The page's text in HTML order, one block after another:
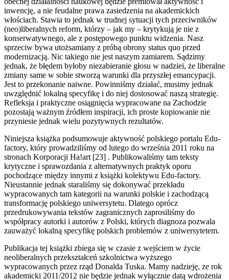
inwencję, a nie feudalne prawa zasiedzenia na akademickich
włościach. Stawia to jednak w trudnej sytuacji tych przeciwników
(neo)liberalnych reform, którzy – jak my – krytykują je nie z
konserwatywnego, ale z postępowego punktu widzenia. Nasz
sprzeciw bywa utożsamiany z próbą obrony status quo przed
modernizacją. Nic takiego nie jest naszym zamiarem. Sądzimy
jednak, że błędem byłoby niezabieranie głosu w nadziei, że liberalne
zmiany same w sobie stworzą warunki dla przyszłej emancypacji.
Jest to przekonanie naiwne. Powinniśmy działać, musimy jednak
uwzględnić lokalną specyfikę i do niej dostosować naszą strategię.
Refleksja i praktyczne osiągnięcia wypracowane na Zachodzie
pozostają ważnym źródłem inspiracji, ich proste kopiowanie nie
przyniesie jednak wielu pozytywnych rezultatów.
Niniejsza książka podsumowuje aktywność polskiego portalu Edu-
factory, który prowadziliśmy od lutego do września 2011 roku na
stronach Korporacji Ha!art [23] . Publikowaliśmy tam teksty
krytyczne i sprawozdania z alternatywnych praktyk oporu
pochodzące między innymi z książki kolektywu Edu-factory.
Nieustannie jednak staraliśmy się dokonywać przekładu
wypracowanych tam kategorii na warunki polskie i zachodzącą
transformację polskiego uniwersytetu. Dlatego oprócz
przedrukowywania tekstów zagranicznych zaprosiliśmy do
współpracy autorki i autorów z Polski, których diagnoza pozwala
zauważyć lokalną specyfikę polskich problemów z uniwersytetem.
Publikacja tej książki zbiega się w czasie z wejściem w życie
neoliberalnych przekształceń szkolnictwa wyższego
wypracowanych przez rząd Donalda Tuska. Mamy nadzieję, ze rok
akademicki 2011/2012 nie będzie jednak wyłącznie datą wdrożenia